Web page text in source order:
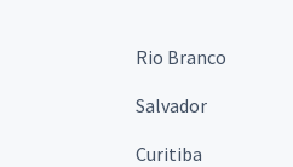
Rio Branco
Salvador
Curitiba